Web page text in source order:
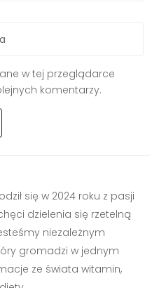
w tej przeglądarce
komentarzy.
się w 2024 roku z pasji
dzielenia się rzetelną
niezależnym
gromadzi w jednym
ze świata witamin,